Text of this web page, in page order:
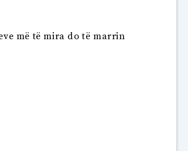
më të mira do të marrin